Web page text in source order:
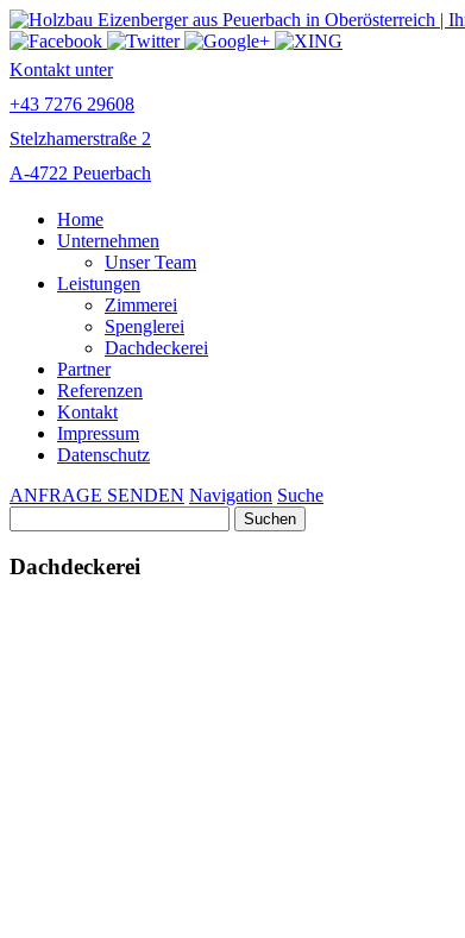
Kontakt unter
+43 7276 29608
Stelzhamerstraße 2
A-4722 Peuerbach
Home
Unternehmen
Unser Team
Leistungen
Zimmerei
Spenglerei
Dachdeckerei
Partner
Referenzen
Kontakt
Impressum
Datenschutz
ANFRAGE SENDEN Navigation Suche
nach:
Dachdeckerei